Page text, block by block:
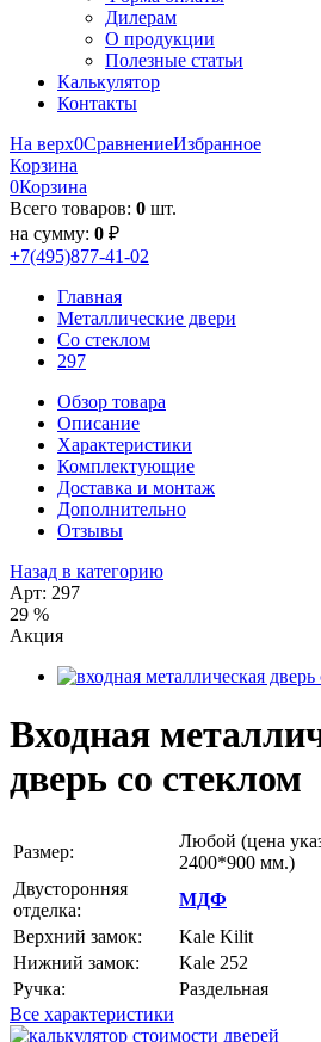
Дилерам
О продукции
Полезные статьи
Калькулятор
Контакты
На верх0СравнениеИзбранное
Корзина
0Корзина
Всего товаров: 0 шт.
на сумму: 0 ₽
+7(495)877-41-02
Главная
Металлические двери
Со стеклом
297
Обзор товара
Описание
Характеристики
Комплектующие
Доставка и монтаж
Дополнительно
Отзывы
Назад в категорию
Арт: 297
29 %
Акция
Входная
дверь со стеклом
Размер:
Любой (цена
2400*900 мм.)
Двусторонняя
отделка:
МДФ
Верхний замок:
Kale Kilit
Нижний замок:
Kale 252
Ручка:
Раздельная
Все характеристики